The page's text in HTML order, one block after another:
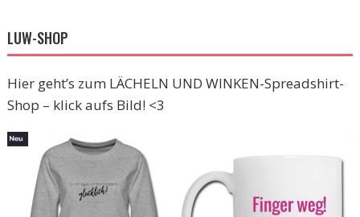
LUW-SHOP
Hier geht’s zum LÄCHELN UND WINKEN-Spreadshirt-
Shop – klick aufs Bild! <3